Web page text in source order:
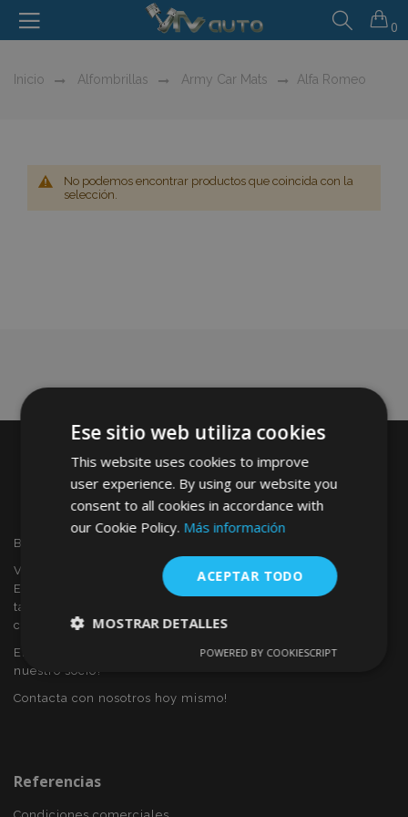
0
Inicio Alfombrillas Army Car Mats Alfa Romeo
No podemos encontrar productos que coincida con la
selección.
Bienvenido a VTVAUTO
VTVAUTO es distribuidor y proveedor al por mayor en
Europa, de accesorios de automóvil, tales como:
tapacubos, derivabrisas, fundas para asientos, alfombrillas,
cubiertas cromadas, marcos, etc.
Eres interesado en dropshipping o deseas convertirte en
nuestro socio?
Contacta con nosotros hoy mismo!
Referencias
Ese sitio web utiliza cookies
This website uses cookies to improve
user experience. By using our website you
consent to all cookies in accordance with
our Cookie Policy. Más información
ACEPTAR TODO
MOSTRAR DETALLES
estrictamente
necesarias
Cookies de
preferencias
POWERED BY COOKIESCRIPT